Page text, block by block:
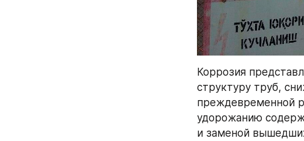
Коррозия
структуру труб,
преждевременной
удорожанию
и заменой